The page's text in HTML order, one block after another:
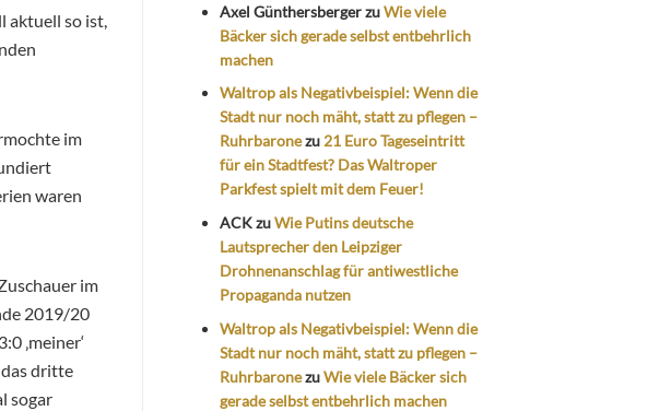
aktuell so ist,
im
waren
im
2019/20
‚meiner‘
dritte
sogar
Axel GünthersbergerzuWie viele
Bäcker sich gerade selbst entbehrlich
machen
Waltrop als Negativbeispiel: Wenn die
Stadt nur noch mäht, statt zu pflegen –
Ruhrbaronezu 21 Euro Tageseintritt
für ein Stadtfest? Das Waltroper
Parkfest spielt mit dem Feuer!
ACKzuWie Putins deutsche
Lautsprecher den Leipziger
Drohnenanschlag für antiwestliche
Propaganda nutzen
Waltrop als Negativbeispiel: Wenn die
Stadt nur noch mäht, statt zu pflegen –
RuhrbaronezuWie viele Bäcker sich
gerade selbst entbehrlich machen